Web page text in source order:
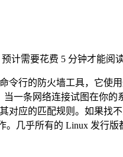
计需要花费 5 分钟才能阅读
令行的防火墙工具，它使
当一条网络连接试图在你的
对应的匹配规则。如果找不
。几乎所有的 Linux 发行版